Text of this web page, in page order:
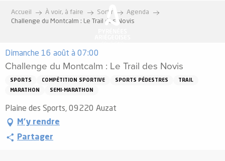
Accueil À voir, à faire Sortir
Agenda
Challenge du Montcalm : Le Trail des Novis
Dimanche 16 août à 07:00
Challenge du Montcalm : Le Trail des Novis
SPORTS COMPÉTITION SPORTIVE SPORTS PÉDESTRES
TRAIL
MARATHON
SEMI-MARATHON
Plaine des Sports, 09220 Auzat
M'y rendre
Partager